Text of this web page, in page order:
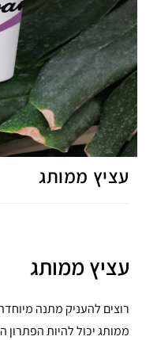
עציץ ממותג
עציץ ממותג
רוצים להעניק מתנה
ממותג יכול להיות הפתרון